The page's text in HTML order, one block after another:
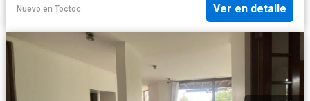
Nuevo en Toctoc Ver en detalle